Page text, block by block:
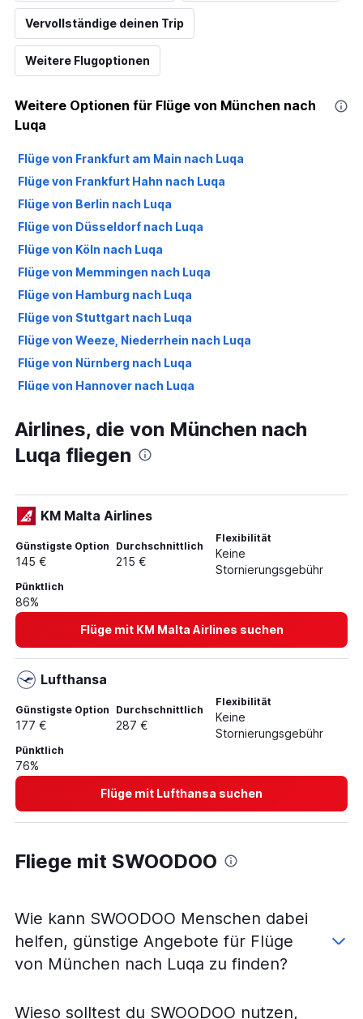
Vervollständige deinen Trip
Weitere Flugoptionen
Weitere Optionen für Flüge von München nach
Luqa
Flüge von Frankfurt am Main nach Luqa
Flüge von Frankfurt Hahn nach Luqa
Flüge von Berlin nach Luqa
Flüge von Düsseldorf nach Luqa
Flüge von Köln nach Luqa
Flüge von Memmingen nach Luqa
Flüge von Hamburg nach Luqa
Flüge von Stuttgart nach Luqa
Flüge von Weeze, Niederrhein nach Luqa
Flüge von Nürnberg nach Luqa
Flüge von Hannover nach Luqa
Flüge von Leipzig nach Luqa
Flüge von Dresden nach Luqa
Flüge von Dortmund nach Luqa
Flüge von Münster nach Luqa
Flüge von Friedrichshafen nach Luqa
Flüge von Saarbrücken nach Luqa
Flüge von Erfurt nach Luqa
Flüge von Paderborn nach Luqa
Flüge von Sylt nach Luqa
Airlines, die von München nach
Luqa fliegen
KM Malta Airlines
Günstigste Option
145 €
Durchschnittlich
215 €
Flexibilität
Keine
Stornierungsgebühr
Pünktlich
86%
Flüge mit KM Malta Airlines suchen
Lufthansa
Günstigste Option
177 €
Durchschnittlich
287 €
Flexibilität
Keine
Stornierungsgebühr
Pünktlich
76%
Flüge mit Lufthansa suchen
Fliege mit SWOODOO
Wie kann SWOODOO Menschen dabei
helfen, günstige Angebote für Flüge
von München nach Luqa zu finden?
Wieso solltest du SWOODOO nutzen,